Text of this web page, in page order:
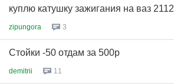
куплю катушку зажигания на ваз 2112
zipungora 3
Стойки -50 отдам за 500р
demitrii 11